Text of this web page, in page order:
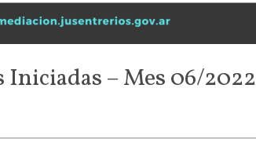
Iniciadas – Mes 06/2022